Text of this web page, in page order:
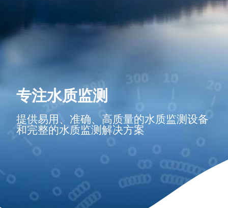
专注水质监测
提供易用、准确、高质量的水质监测设备
和完整的水质监测解决方案